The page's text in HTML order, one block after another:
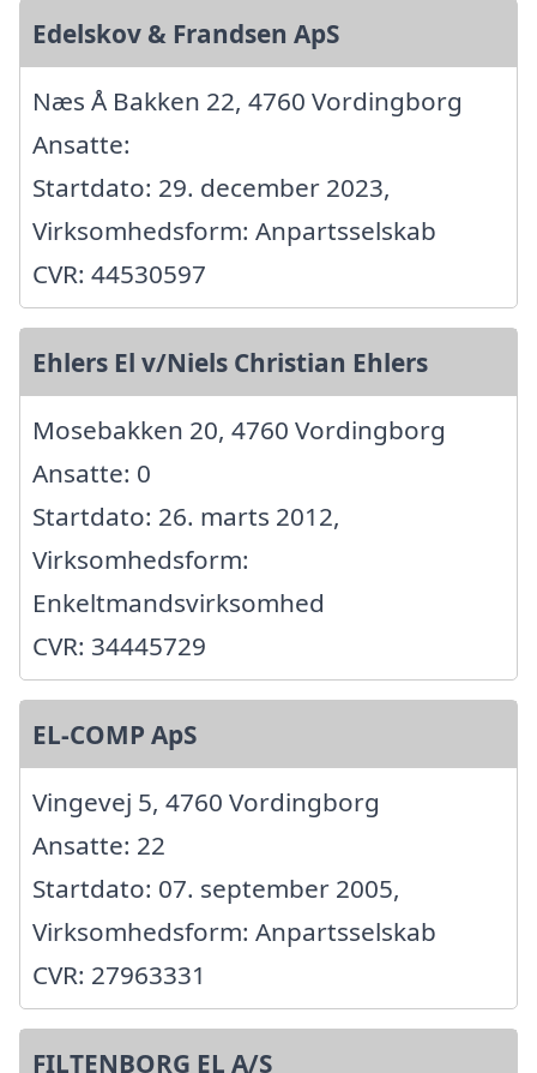
Edelskov & Frandsen ApS
Næs Å Bakken 22, 4760 Vordingborg
Ansatte:
Startdato: 29. december 2023,
Virksomhedsform: Anpartsselskab
CVR: 44530597
Ehlers El v/Niels Christian Ehlers
Mosebakken 20, 4760 Vordingborg
Ansatte: 0
Startdato: 26. marts 2012,
Virksomhedsform:
Enkeltmandsvirksomhed
CVR: 34445729
EL-COMP ApS
Vingevej 5, 4760 Vordingborg
Ansatte: 22
Startdato: 07. september 2005,
Virksomhedsform: Anpartsselskab
CVR: 27963331
FILTENBORG EL A/S